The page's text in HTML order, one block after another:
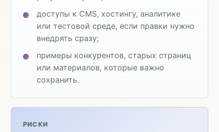
доступы к CMS, хостингу, аналитике
или тестовой среде, если правки нужно
внедрять сразу;
примеры конкурентов, старых страниц
или материалов, которые важно
сохранить.
РИСКИ